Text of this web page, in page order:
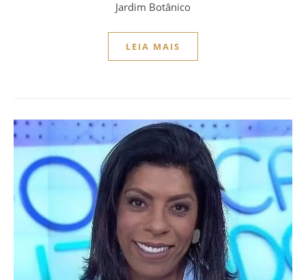
Jardim Botânico
LEIA MAIS